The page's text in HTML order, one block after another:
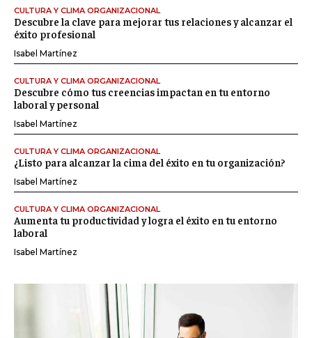
CULTURA Y CLIMA ORGANIZACIONAL
Descubre la clave para mejorar tus relaciones y alcanzar el
éxito profesional
Isabel Martínez
CULTURA Y CLIMA ORGANIZACIONAL
Descubre cómo tus creencias impactan en tu entorno
laboral y personal
Isabel Martínez
CULTURA Y CLIMA ORGANIZACIONAL
¿Listo para alcanzar la cima del éxito en tu organización?
Isabel Martínez
CULTURA Y CLIMA ORGANIZACIONAL
Aumenta tu productividad y logra el éxito en tu entorno
laboral
Isabel Martínez